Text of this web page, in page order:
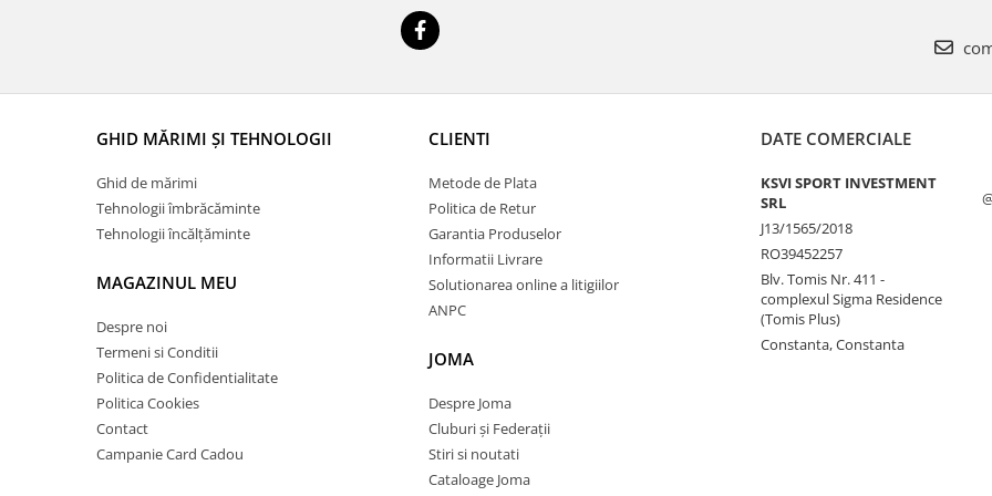
GHID MĂRIMI ȘI TEHNOLOGII
Ghid de mărimi
Tehnologii îmbrăcăminte
Tehnologii încălțăminte
MAGAZINUL MEU
Despre noi
Termeni si Conditii
Politica de Confidentialitate
Politica Cookies
Contact
Campanie Card Cadou
CLIENTI
Metode de Plata
Politica de Retur
Garantia Produselor
Informatii Livrare
Solutionarea online a litigiilor
ANPC
JOMA
Despre Joma
Cluburi și Federații
Stiri si noutati
Cataloage Joma
DATE COMERCIALE
KSVI SPORT INVESTMENT
SRL
J13/1565/2018
RO39452257
Blv. Tomis Nr. 411 -
complexul Sigma Residence
(Tomis Plus)
Constanta, Constanta